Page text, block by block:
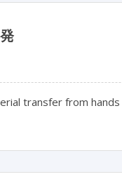
transfer from hands